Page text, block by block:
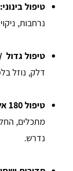
טיפול בינוני:
נרחבות,
טיפול גדול / 60k / 120k:
דלק, נוזל
טיפול 180 אלף / 200 אלף:
מתכלים,
נדרש.